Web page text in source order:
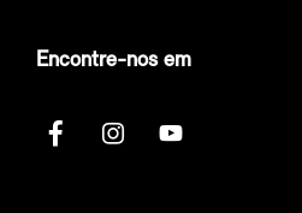
Encontre-nos em